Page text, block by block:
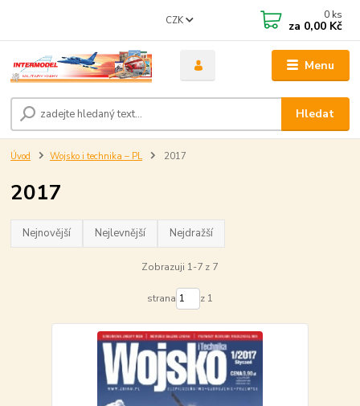
Menu
CZK
Hledat
0 ks
za 0,00 Kč
Úvod Wojsko i technika – PL 2017
2017
Nejnovější Nejlevnější Nejdražší
Zobrazuji 1-7 z 7
strana z 1